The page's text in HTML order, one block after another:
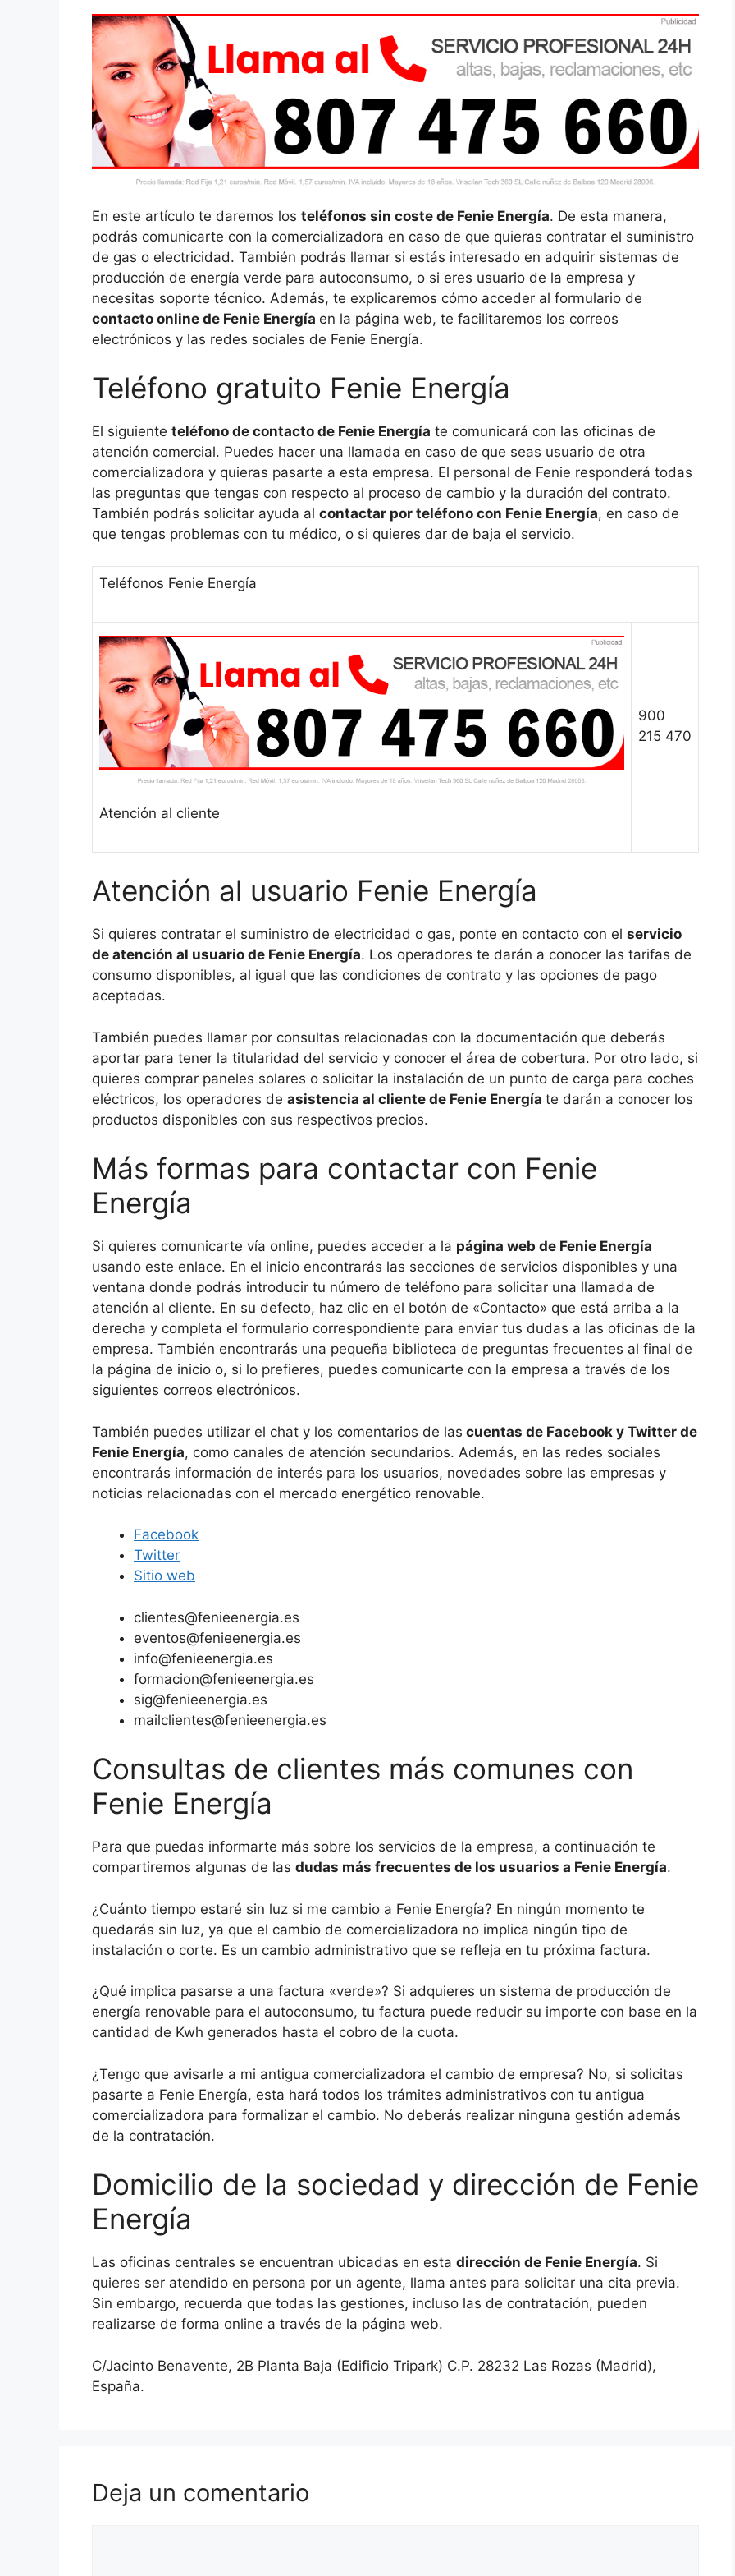
En este artículo te daremos los teléfonos sin coste de Fenie Energía. De esta manera,
podrás comunicarte con la comercializadora en caso de que quieras contratar el suministro
de gas o electricidad. También podrás llamar si estás interesado en adquirir sistemas de
producción de energía verde para autoconsumo, o si eres usuario de la empresa y
necesitas soporte técnico. Además, te explicaremos cómo acceder al formulario de
contacto online de Fenie Energía en la página web, te facilitaremos los correos
electrónicos y las redes sociales de Fenie Energía.
Teléfono gratuito Fenie Energía
El siguiente teléfono de contacto de Fenie Energía te comunicará con las oficinas de
atención comercial. Puedes hacer una llamada en caso de que seas usuario de otra
comercializadora y quieras pasarte a esta empresa. El personal de Fenie responderá todas
las preguntas que tengas con respecto al proceso de cambio y la duración del contrato.
También podrás solicitar ayuda al contactar por teléfono con Fenie Energía, en caso de
que tengas problemas con tu médico, o si quieres dar de baja el servicio.
Teléfonos Fenie Energía
Atención al cliente
900
215 470
Atención al usuario Fenie Energía
Si quieres contratar el suministro de electricidad o gas, ponte en contacto con el servicio
de atención al usuario de Fenie Energía. Los operadores te darán a conocer las tarifas de
consumo disponibles, al igual que las condiciones de contrato y las opciones de pago
aceptadas.
También puedes llamar por consultas relacionadas con la documentación que deberás
aportar para tener la titularidad del servicio y conocer el área de cobertura. Por otro lado, si
quieres comprar paneles solares o solicitar la instalación de un punto de carga para coches
eléctricos, los operadores de asistencia al cliente de Fenie Energía te darán a conocer los
productos disponibles con sus respectivos precios.
Más formas para contactar con Fenie
Energía
Si quieres comunicarte vía online, puedes acceder a la página web de Fenie Energía
usando este enlace. En el inicio encontrarás las secciones de servicios disponibles y una
ventana donde podrás introducir tu número de teléfono para solicitar una llamada de
atención al cliente. En su defecto, haz clic en el botón de «Contacto» que está arriba a la
derecha y completa el formulario correspondiente para enviar tus dudas a las oficinas de la
empresa. También encontrarás una pequeña biblioteca de preguntas frecuentes al final de
la página de inicio o, si lo prefieres, puedes comunicarte con la empresa a través de los
siguientes correos electrónicos.
También puedes utilizar el chat y los comentarios de las cuentas de Facebook y Twitter de
Fenie Energía, como canales de atención secundarios. Además, en las redes sociales
encontrarás información de interés para los usuarios, novedades sobre las empresas y
noticias relacionadas con el mercado energético renovable.
Facebook
Twitter
Sitio web
clientes@fenieenergia.es
eventos@fenieenergia.es
info@fenieenergia.es
formacion@fenieenergia.es
sig@fenieenergia.es
mailclientes@fenieenergia.es
Consultas de clientes más comunes con
Fenie Energía
Para que puedas informarte más sobre los servicios de la empresa, a continuación te
compartiremos algunas de las dudas más frecuentes de los usuarios a Fenie Energía.
¿Cuánto tiempo estaré sin luz si me cambio a Fenie Energía? En ningún momento te
quedarás sin luz, ya que el cambio de comercializadora no implica ningún tipo de
instalación o corte. Es un cambio administrativo que se refleja en tu próxima factura.
¿Qué implica pasarse a una factura «verde»? Si adquieres un sistema de producción de
energía renovable para el autoconsumo, tu factura puede reducir su importe con base en la
cantidad de Kwh generados hasta el cobro de la cuota.
¿Tengo que avisarle a mi antigua comercializadora el cambio de empresa? No, si solicitas
pasarte a Fenie Energía, esta hará todos los trámites administrativos con tu antigua
comercializadora para formalizar el cambio. No deberás realizar ninguna gestión además
de la contratación.
Domicilio de la sociedad y dirección de Fenie
Energía
Las oficinas centrales se encuentran ubicadas en esta dirección de Fenie Energía. Si
quieres ser atendido en persona por un agente, llama antes para solicitar una cita previa.
Sin embargo, recuerda que todas las gestiones, incluso las de contratación, pueden
realizarse de forma online a través de la página web.
C/Jacinto Benavente, 2B Planta Baja (Edificio Tripark) C.P. 28232 Las Rozas (Madrid),
España.
Deja un comentario